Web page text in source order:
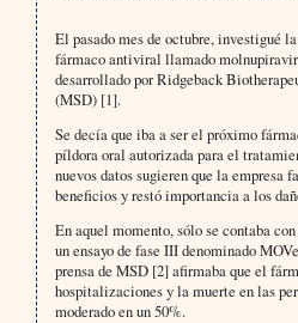
El pasado mes de octubre, investigué
fármaco antiviral llamado
desarrollado por Ridgeback
(MSD) [1].
Se decía que iba a ser el próximo
píldora oral autorizada para el
nuevos datos sugieren que la empresa
beneficios y restó importancia a los
En aquel momento, sólo se contaba
un ensayo de fase III denominado
prensa de MSD [2] afirmaba que el
hospitalizaciones y la muerte en las
moderado en un 50%.